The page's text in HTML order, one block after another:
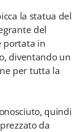
la statua del
del
portata in
diventando un
per tutta la
quindi
da